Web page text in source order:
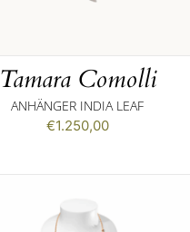
Tamara Comolli
ANHÄNGER INDIA LEAF
€1.250,00